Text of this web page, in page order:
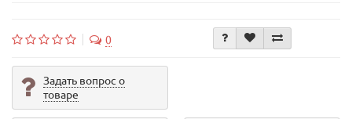
0
Задать вопрос о
товаре